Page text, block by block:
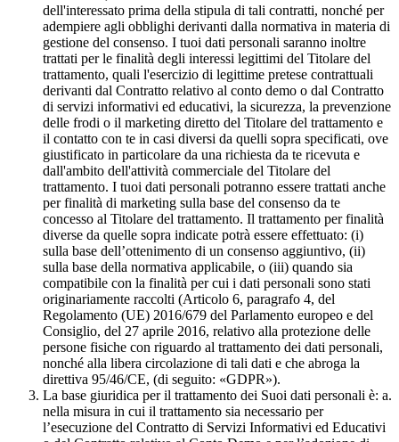
dell'interessato prima della stipula di tali contratti, nonché per
adempiere agli obblighi derivanti dalla normativa in materia di
gestione del consenso. I tuoi dati personali saranno inoltre
trattati per le finalità degli interessi legittimi del Titolare del
trattamento, quali l'esercizio di legittime pretese contrattuali
derivanti dal Contratto relativo al conto demo o dal Contratto
di servizi informativi ed educativi, la sicurezza, la prevenzione
delle frodi o il marketing diretto del Titolare del trattamento e
il contatto con te in casi diversi da quelli sopra specificati, ove
giustificato in particolare da una richiesta da te ricevuta e
dall'ambito dell'attività commerciale del Titolare del
trattamento. I tuoi dati personali potranno essere trattati anche
per finalità di marketing sulla base del consenso da te
concesso al Titolare del trattamento. Il trattamento per finalità
diverse da quelle sopra indicate potrà essere effettuato: (i)
sulla base dell’ottenimento di un consenso aggiuntivo, (ii)
sulla base della normativa applicabile, o (iii) quando sia
compatibile con la finalità per cui i dati personali sono stati
originariamente raccolti (Articolo 6, paragrafo 4, del
Regolamento (UE) 2016/679 del Parlamento europeo e del
Consiglio, del 27 aprile 2016, relativo alla protezione delle
persone fisiche con riguardo al trattamento dei dati personali,
nonché alla libera circolazione di tali dati e che abroga la
direttiva 95/46/CE, (di seguito: «GDPR»).
La base giuridica per il trattamento dei Suoi dati personali è: a.
nella misura in cui il trattamento sia necessario per
l’esecuzione del Contratto di Servizi Informativi ed Educativi